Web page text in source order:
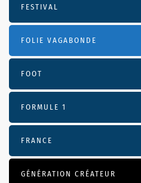
FESTIVAL
FOLIE VAGABONDE
FOOT
FORMULE 1
FRANCE
GÉNÉRATION CRÉATEUR